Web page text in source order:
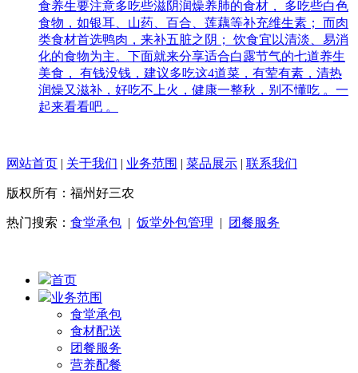
食养生要注意多吃些滋阴润燥养肺的食材， 多吃些白色
食物，如银耳、山药、百合、莲藕等补充维生素； 而肉
类食材首选鸭肉，来补五脏之阴； 饮食宜以清淡、易消
化的食物为主。下面就来分享适合白露节气的七道养生
美食， 有钱没钱，建议多吃这4道菜，有荤有素，清热
润燥又滋补，好吃不上火，健康一整秋，别不懂吃 。一
起来看看吧 。
网站首页 | 关于我们 | 业务范围 | 菜品展示 | 联系我们
版权所有：福州好三农
热门搜索： 食堂承包 | 饭堂外包管理 | 团餐服务
首页
业务范围
食堂承包
食材配送
团餐服务
营养配餐